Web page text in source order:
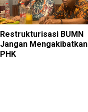
Restrukturisasi BUMN
Jangan Mengakibatkan
PHK